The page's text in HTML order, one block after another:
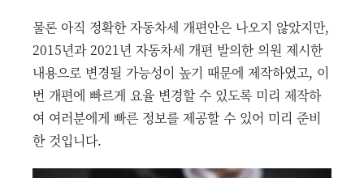
물론 아직 정확한 자동차세 개편안은 나오지 않았지만,
2015년과 2021년 자동차세 개편 발의한 의원 제시한
내용으로 변경될 가능성이 높기 때문에 제작하였고, 이
번 개편에 빠르게 요율 변경할 수 있도록 미리 제작하
여 여러분에게 빠른 정보를 제공할 수 있어 미리 준비
한 것입니다.